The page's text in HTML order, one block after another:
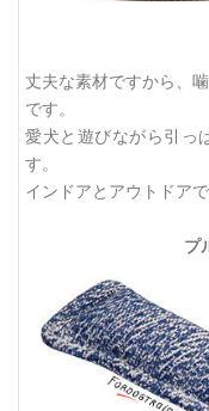
丈夫な素材ですから、
です。
愛犬と遊びながら引っ
す。
インドアとアウトドアで
プ